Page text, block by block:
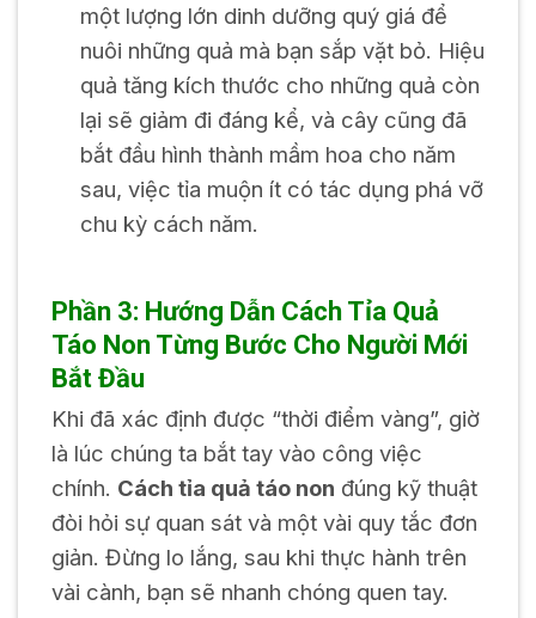
một lượng lớn dinh dưỡng quý giá để
nuôi những quả mà bạn sắp vặt bỏ. Hiệu
quả tăng kích thước cho những quả còn
lại sẽ giảm đi đáng kể, và cây cũng đã
bắt đầu hình thành mầm hoa cho năm
sau, việc tỉa muộn ít có tác dụng phá vỡ
chu kỳ cách năm.
Phần 3: Hướng Dẫn Cách Tỉa Quả
Táo Non Từng Bước Cho Người Mới
Bắt Đầu
Khi đã xác định được “thời điểm vàng”, giờ
là lúc chúng ta bắt tay vào công việc
chính. Cách tỉa quả táo non đúng kỹ thuật
đòi hỏi sự quan sát và một vài quy tắc đơn
giản. Đừng lo lắng, sau khi thực hành trên
vài cành, bạn sẽ nhanh chóng quen tay.